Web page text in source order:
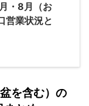
・8月（お
営業状況と
を含む）の